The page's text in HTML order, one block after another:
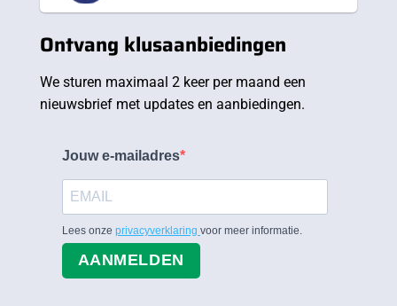
Ontvang klusaanbiedingen
We sturen maximaal 2 keer per maand een
nieuwsbrief met updates en aanbiedingen.
Jouw e-mailadres
Lees onze privacyverklaring voor meer informatie.
AANMELDEN